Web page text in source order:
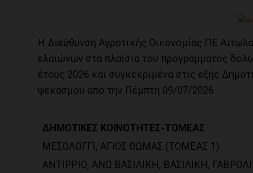
Η Διεύθυνση Αγροτικής Οικονομίας ΠΕ
ελαιώνων στα πλαίσια του προγράμματος
έτους 2026 και συγκεκριμένα στις εξής
ψεκασμού από την Πέμπτη 09/07/2026 :
ΔΗΜΟΤΙΚΕΣ ΚΟΙΝΟΤΗΤΕΣ-ΤΟΜΕΑΣ
ΜΕΣΟΛΟΓΓΙ, ΑΓΙΟΣ ΘΩΜΑΣ (ΤΟΜΕΑΣ 1)
ΑΝΤΙΡΡΙΟ, ΑΝΩ ΒΑΣΙΛΙΚΗ, ΒΑΣΙΛΙΚΗ,